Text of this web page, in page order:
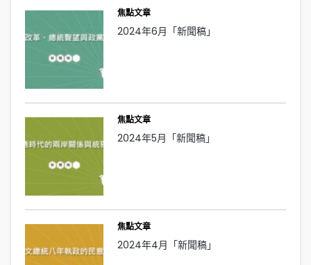
焦點文章
2024年6月「新聞稿」
焦點文章
2024年5月「新聞稿」
焦點文章
2024年4月「新聞稿」